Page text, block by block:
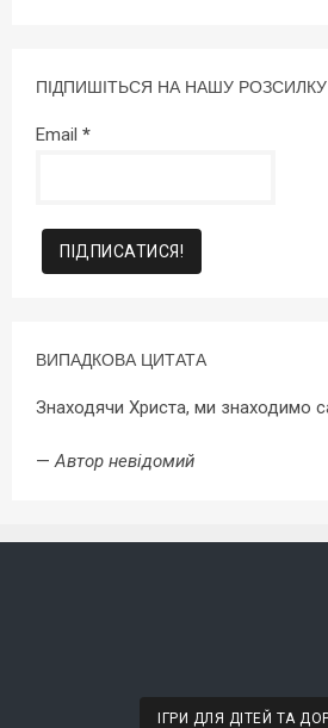
ПІДПИШІТЬСЯ НА НАШУ РОЗСИЛКУ
Email *
ВИПАДКОВА ЦИТАТА
Знаходячи Христа, ми знаходимо
—Автор невідомий
ІГРИ ДЛЯ ДІТЕЙ ТА